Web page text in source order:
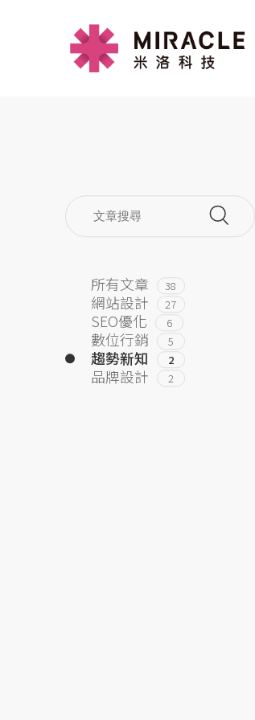
所有文章 38
網站設計 27
SEO優化 6
數位行銷 5
趨勢新知 2
品牌設計 2